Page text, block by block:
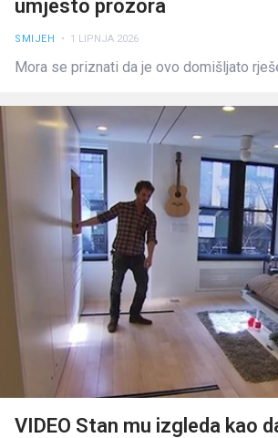
umjesto prozora
SMIJEH • 1 LIPNJA 2026
Mora se priznati da je ovo domišljato
VIDEO Stan mu izgleda kao